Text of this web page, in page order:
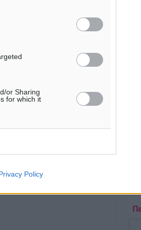
or Sharing
for which it
Policy